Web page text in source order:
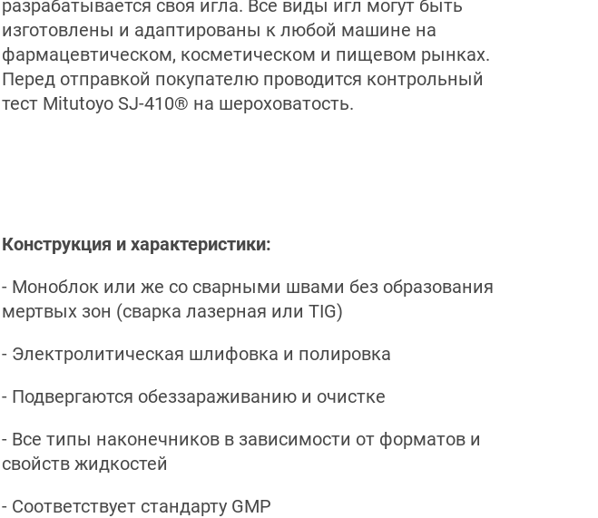
разрабатывается своя игла. Все виды игл могут быть
изготовлены и адаптированы к любой машине на
фармацевтическом, косметическом и пищевом рынках.
Перед отправкой покупателю проводится контрольный
тест Mitutoyo SJ-410® на шероховатость.
Конструкция и характеристики:
- Моноблок или же со сварными швами без образования
мертвых зон (сварка лазерная или TIG)
- Электролитическая шлифовка и полировка
- Подвергаются обеззараживанию и очистке
- Все типы наконечников в зависимости от форматов и
свойств жидкостей
- Соответствует стандарту GMP